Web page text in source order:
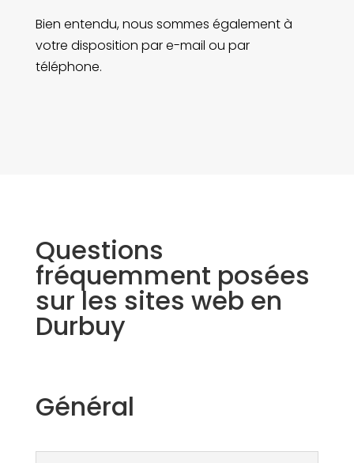
Bien entendu, nous sommes également à
votre disposition par e-mail ou par
téléphone.
Questions
fréquemment posées
sur les sites web en
Durbuy
Général